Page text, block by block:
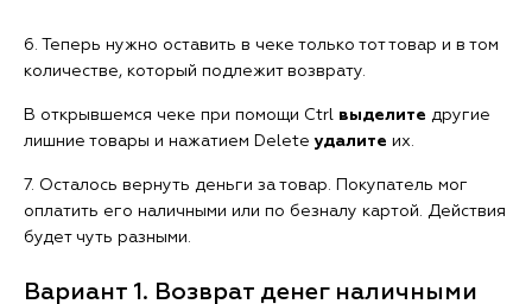
6. Теперь нужно оставить в чеке только тот товар и в том
количестве, который подлежит возврату.
В открывшемся чеке при помощи Ctrl выделите другие
лишние товары и нажатием Deleteудалите их.
7. Осталось вернуть деньги за товар. Покупатель мог
оплатить его наличными или по безналу картой. Действия
будет чуть разными.
Вариант 1. Возврат денег наличными